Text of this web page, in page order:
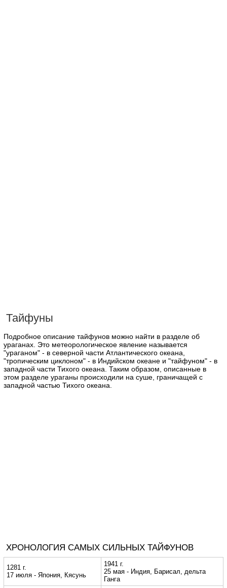
Тайфуны
Подробное описание тайфунов можно найти в разделе об
ураганах. Это метеорологическое явление называется
"ураганом" - в северной части Атлантического океана,
"тропическим циклоном" - в Индийском океане и "тайфуном" - в
западной части Тихого океана. Таким образом, описанные в
этом разделе ураганы происходили на суше, граничащей с
западной частью Тихого океана.
ХРОНОЛОГИЯ САМЫХ СИЛЬНЫХ ТАЙФУНОВ
1281 г.
17 июля - Япония, Кясунь
1941 г.
25 мая - Индия, Барисал, дельта
Ганга